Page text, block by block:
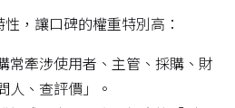
，讓口碑的權重特別高：
常牽涉使用者、主管、採購、財
人、查評價」。